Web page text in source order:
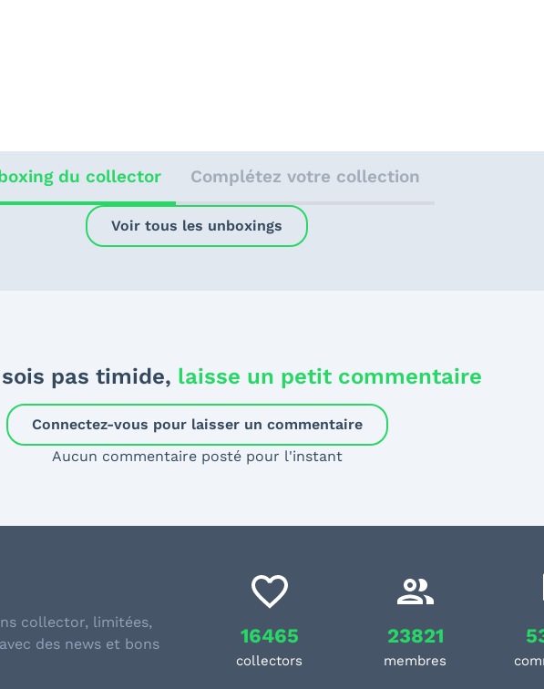
du collector Complétez votre collection
Voir tous les unboxings
sois pas timide, laisse un petit commentaire
Connectez-vous pour laisser un commentaire
Aucun commentaire posté pour l'instant
collector, limitées,
des news et bons
16465
collectors
23821
membres